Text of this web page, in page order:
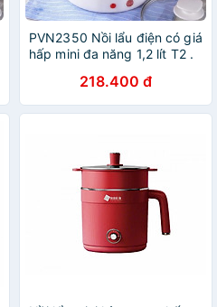
PVN2350 Nồi lẩu điện có giá
hấp mini đa năng 1,2 lít T2 .
218.400 đ